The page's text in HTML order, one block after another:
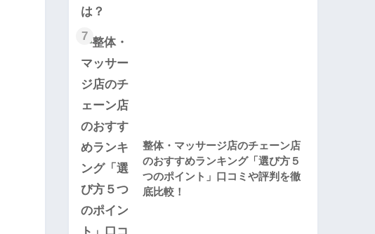
7
整体・マッサージ店のチェーン店
のおすすめランキング「選び方５
つのポイント」口コミや評判を徹
底比較！